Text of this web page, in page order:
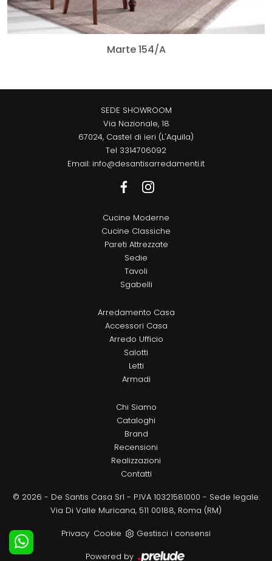
Marte 154/A
SEDE SHOWROOM
Via Nazionale, 18
67024, Castel di ieri (L'Aquila)
Tel 3314706092
Email: info@desantisarredamenti.it
Cucine Moderne
Cucine Classiche
Pareti Attrezzate
Sedie
Tavoli
Sgabelli
Arredamento Casa
Accessori Casa
Arredo Ufficio
Salotti
Letti
Armadi
Chi Siamo
Cataloghi
Brand
Recensioni
Realizzazioni
Contatti
© 2026 - De Santis Casa Srl - P.IVA 10321581000 - Sede legale:
Via Di Valle Muricana, 511 00188, Roma (RM)
Privacy Cookie
Gestisci i consensi
Powered by